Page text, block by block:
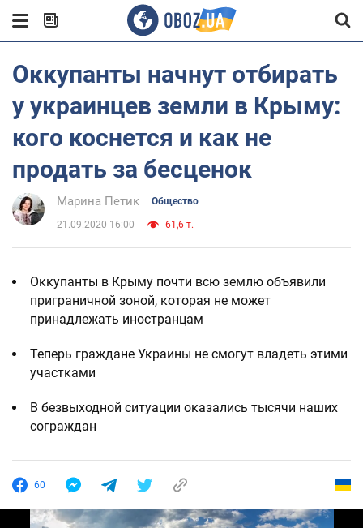
Оккупанты начнут отбирать
у украинцев земли в Крыму:
кого коснется и как не
продать за бесценок
Марина Петик Общество
21.09.2020 16:00 61,6 т.
Оккупанты в Крыму почти всю землю объявили
приграничной зоной, которая не может
принадлежать иностранцам
Теперь граждане Украины не смогут владеть этими
участками
В безвыходной ситуации оказались тысячи наших
сограждан
60